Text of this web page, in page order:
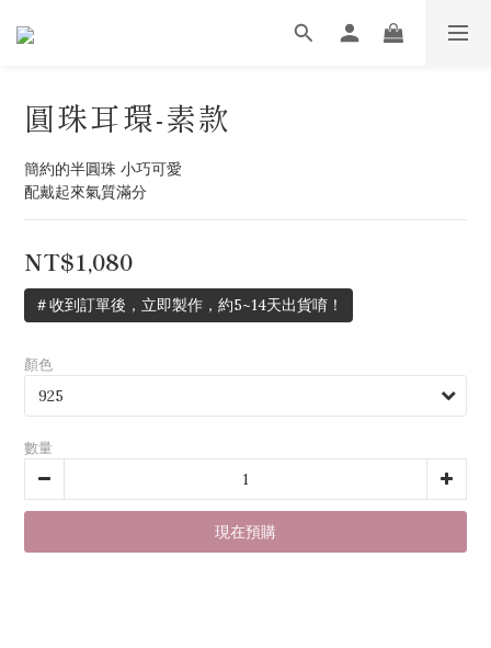
圓珠耳環-素款
簡約的半圓珠 小巧可愛
配戴起來氣質滿分
NT$1,080
＃收到訂單後，立即製作，約5~14天出貨唷！
顏色
數量
現在預購